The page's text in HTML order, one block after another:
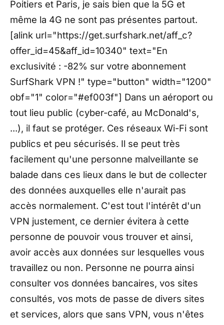
Poitiers et Paris, je sais bien que la 5G et
même la 4G ne sont pas présentes partout.
[alink url="https://get.surfshark.net/aff_c?
offer_id=45&aff_id=10340" text="En
exclusivité : -82% sur votre abonnement
SurfShark VPN !" type="button" width="1200"
obf="1" color="#ef003f"] Dans un aéroport ou
tout lieu public (cyber-café, au McDonald's,
...), il faut se protéger. Ces réseaux Wi-Fi sont
publics et peu sécurisés. Il se peut très
facilement qu'une personne malveillante se
balade dans ces lieux dans le but de collecter
des données auxquelles elle n'aurait pas
accès normalement. C'est tout l'intérêt d'un
VPN justement, ce dernier évitera à cette
personne de pouvoir vous trouver et ainsi,
avoir accès aux données sur lesquelles vous
travaillez ou non. Personne ne pourra ainsi
consulter vos données bancaires, vos sites
consultés, vos mots de passe de divers sites
et services, alors que sans VPN, vous n'êtes